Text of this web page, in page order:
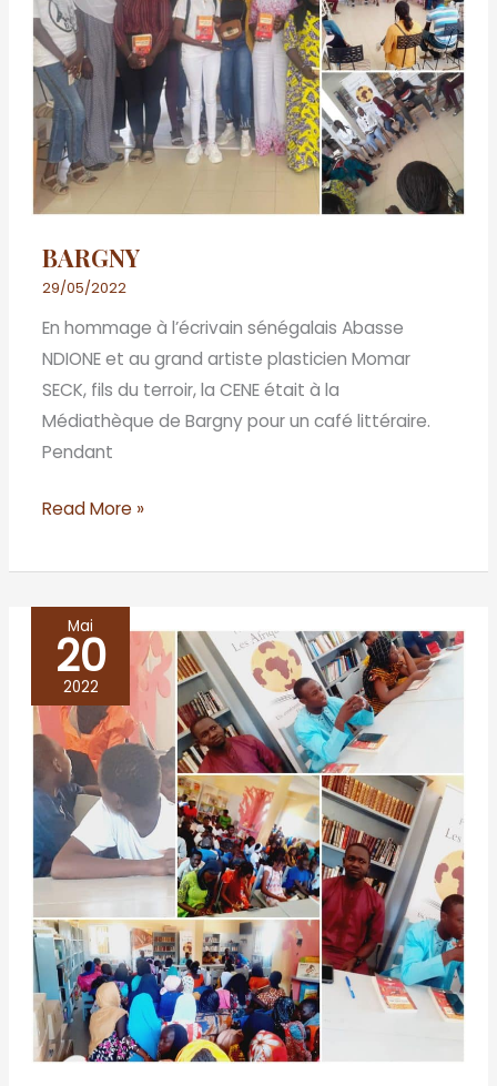
BARGNY
29/05/2022
En hommage à l’écrivain sénégalais Abasse
NDIONE et au grand artiste plasticien Momar
SECK, fils du terroir, la CENE était à la
Médiathèque de Bargny pour un café littéraire.
Pendant
Read More »
Mai
20
2022
MEOUANE
étrenne
première